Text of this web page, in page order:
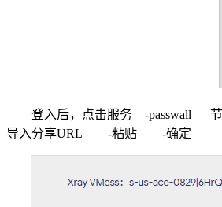
登入后，点击服务—-
导入分享URL——-粘贴——-确定——–